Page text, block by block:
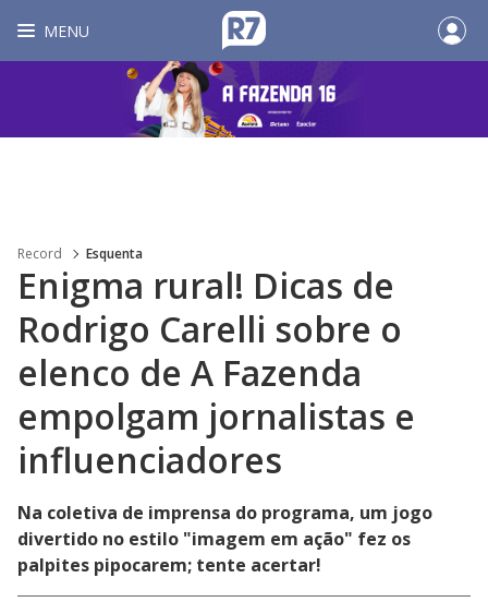
MENU
Record Esquenta
Enigma rural! Dicas de
Rodrigo Carelli sobre o
elenco de A Fazenda
empolgam jornalistas e
influenciadores
Na coletiva de imprensa do programa, um jogo
divertido no estilo "imagem em ação" fez os
palpites pipocarem; tente acertar!